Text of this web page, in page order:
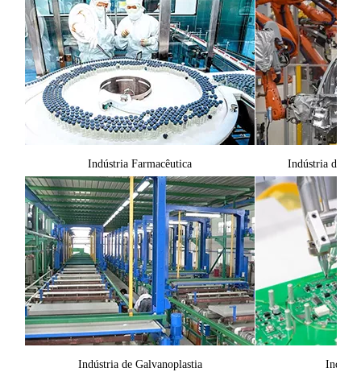
Indústria Farmacêutica Indústria de
Indústria de Galvanoplastia